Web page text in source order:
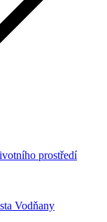
prostředí
Vodňany